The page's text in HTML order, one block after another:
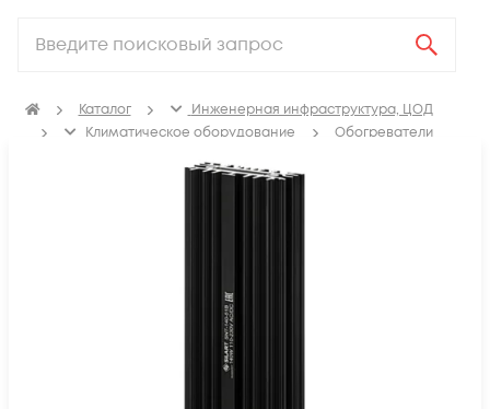
Каталог
Инженерная инфраструктура, ЦОД
Климатичeское оборудование
Обогреватели